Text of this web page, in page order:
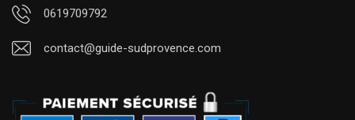
0619709792
contact@guide-sudprovence.com